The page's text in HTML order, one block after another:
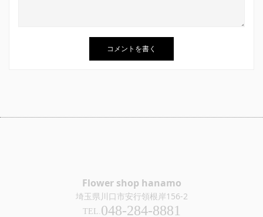
Flower shop hanamo
埼玉県川口市安行領根岸156-2
TEL. 048-284-8881